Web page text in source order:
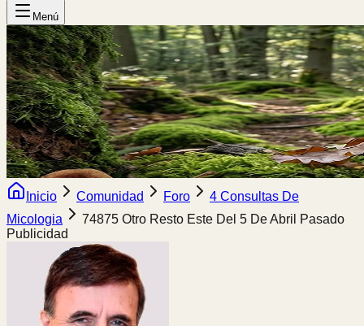
Menú
Inicio Comunidad Foro
4 Consultas De
Micologia
74875 Otro Resto Este Del 5 De Abril Pasado
Publicidad